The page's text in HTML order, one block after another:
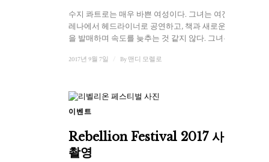
수지 콰트로는 매우 바쁜 여성이다. 그녀는 여전히 아
레나에서 헤드라이너로 공연하고, 책과 새로운 음악
을 발매하며 속도를 늦추는 것 같지 않다. 그녀는 곧 ...
2017년 9월 7일 By 맨디 모렐로
이벤트
Rebellion Festival 2017 사진
촬영